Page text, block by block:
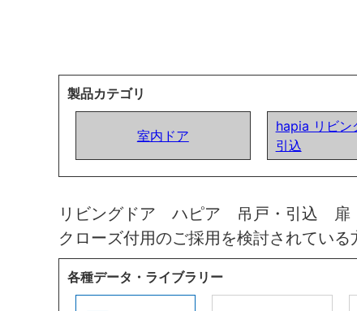
製品カテゴリ
室内ドア
hapia リビン
引込
リビングドア ハピア 吊戸・引込
クローズ付用のご採用を検討されてい
各種データ・ライブラリー